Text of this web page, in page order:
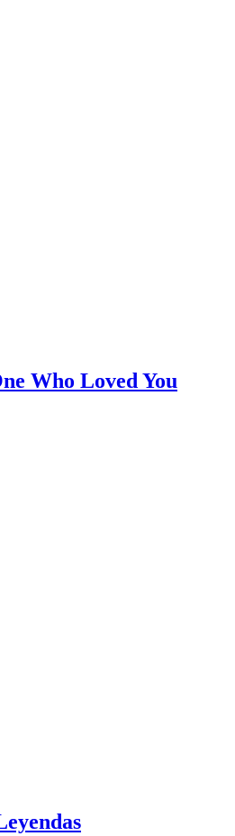
Who Loved You